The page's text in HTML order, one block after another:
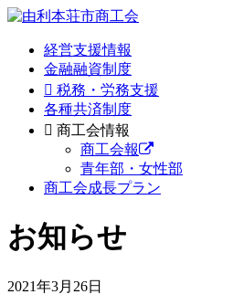
経営支援情報
金融融資制度
税務・労務支援
各種共済制度
商工会情報
商工会報
青年部・女性部
商工会成長プラン
お知らせ
2021年3月26日